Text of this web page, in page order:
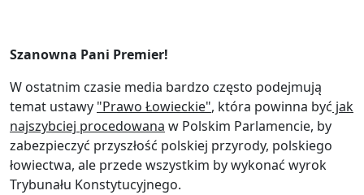
Szanowna Pani Premier!
W ostatnim czasie media bardzo często podejmują
temat ustawy "Prawo Łowieckie", która powinna być jak
najszybciej procedowana w Polskim Parlamencie, by
zabezpieczyć przyszłość polskiej przyrody, polskiego
łowiectwa, ale przede wszystkim by wykonać wyrok
Trybunału Konstytucyjnego.